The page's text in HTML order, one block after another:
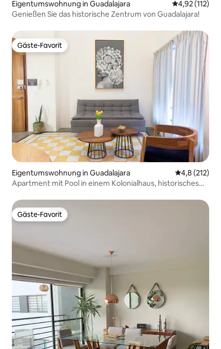
Eigentumswohnung in Guadalajara
4,92 (112)
Genießen Sie das historische Zentrum von Guadalajara!
Gäste-Favorit
Gäste-Favorit
Eigentumswohnung in Guadalajara
4,8 (212)
Apartment mit Pool in einem Kolonialhaus, historisches
Gäste-Favorit
Gäste-Favorit